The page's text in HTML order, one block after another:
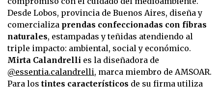
Desde Lobos, provincia de Buenos Aires, diseña y
comercializa prendas confeccionadas con fibras
naturales, estampadas y teñidas atendiendo al
triple impacto: ambiental, social y económico.
Mirta Calandrelli es la diseñadora de
@essentia.calandrelli, marca miembro de AMSOAR.
Para los tintes característicos de su firma utiliza